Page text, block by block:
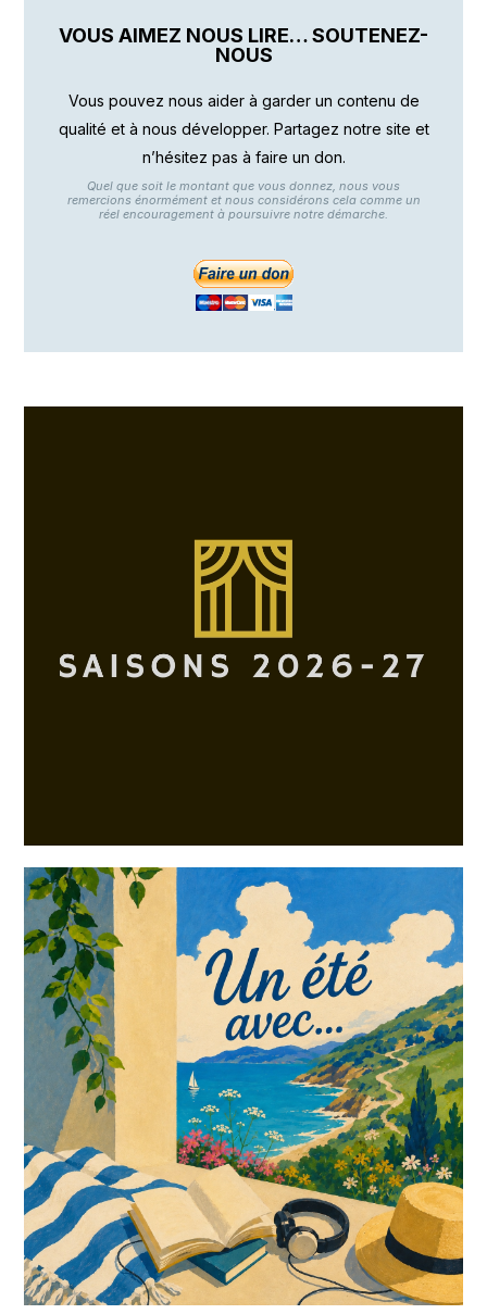
VOUS AIMEZ NOUS LIRE… SOUTENEZ-
NOUS
Vous pouvez nous aider à garder un contenu de
qualité et à nous développer. Partagez notre site et
n’hésitez pas à faire un don.
Quel que soit le montant que vous donnez, nous vous
remercions énormément et nous considérons cela comme un
réel encouragement à poursuivre notre démarche.